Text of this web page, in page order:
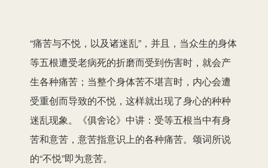
“痛苦与不悦，以及诸迷乱”，并且，当众生的身体
等五根遭受老病死的折磨而受到伤害时，就会产
生各种痛苦；当整个身体苦不堪言时，内心会遭
受重创而导致的不悦，这样就出现了身心的种种
迷乱现象。《俱舍论》中讲：受等五根当中有身
苦和意苦，意苦指意识上的各种痛苦。颂词所说
的“不悦”即为意苦。